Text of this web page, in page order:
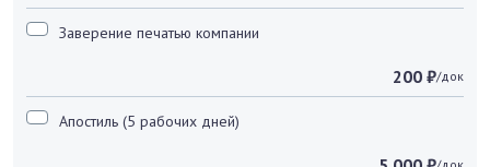
Заверение печатью компании
200 ₽/док
Апостиль (5 рабочих дней)